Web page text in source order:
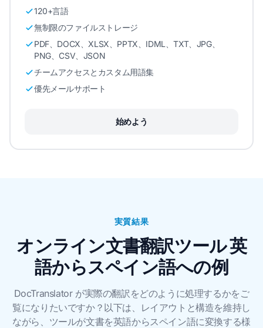
120+言語
無制限のファイルストレージ
PDF、DOCX、XLSX、PPTX、IDML、TXT、JPG、
PNG、CSV、JSON
チームアクセスとカスタム用語集
優先メールサポート
始めよう
実質結果
オンライン文書翻訳ツール 英
語からスペイン語への例
DocTranslator が実際の翻訳をどのように処理するかをご
覧になりたいですか？以下は、レイアウトと構造を維持し
ながら、ツールが文書を英語からスペイン語に変換する様